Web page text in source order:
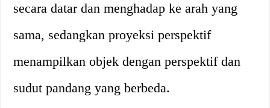
secara datar dan menghadap ke arah yang
sama, sedangkan proyeksi perspektif
menampilkan objek dengan perspektif dan
sudut pandang yang berbeda.